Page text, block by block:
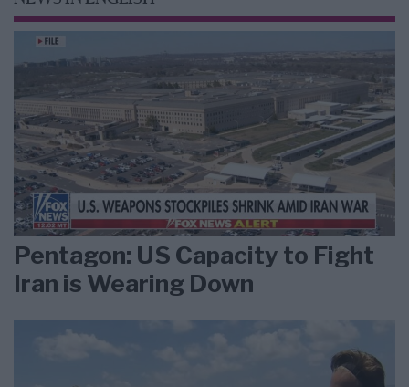
Pentagon: US Capacity to Fight
Iran is Wearing Down